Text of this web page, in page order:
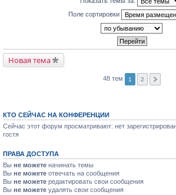
Поле сортировки
Новая тема
48 тем 1 2
КТО СЕЙЧАС НА КОНФЕРЕНЦИИ
Сейчас этот форум просматривают: нет
гостя
ПРАВА ДОСТУПА
Вы не можете начинать темы
Вы не можете отвечать на сообщения
Вы не можете редактировать свои сообщения
Вы не можете удалять свои сообщения